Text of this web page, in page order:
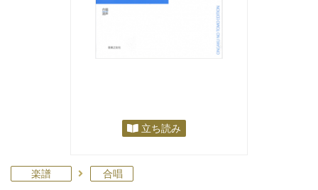
立ち読み
楽譜 合唱